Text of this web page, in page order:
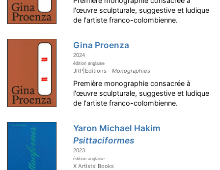
l'œuvre sculpturale, suggestive et ludique
de l'artiste franco-colombienne.
Gina Proenza
2024
édition anglaise
JRP|Editions -Monographies
Première monographie consacrée à
l'œuvre sculpturale, suggestive et ludique
de l'artiste franco-colombienne.
Yaron Michael Hakim
Psittaciformes
2023
édition anglaise
X Artists' Books